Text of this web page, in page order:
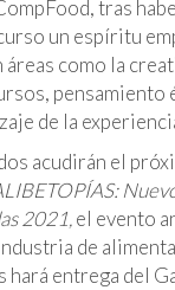
tras
un espíritu
como la
pensamiento
de la
acudirán el
2021,el evento
de
hará entrega del